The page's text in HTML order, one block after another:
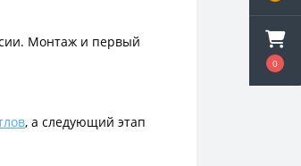
0
Монтаж и первый
, а следующий этап